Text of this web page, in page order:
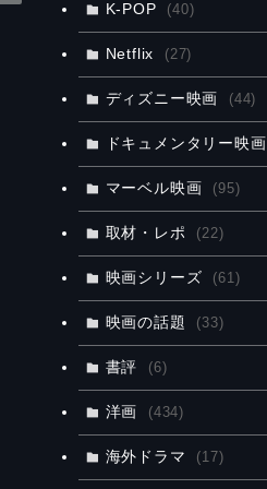
K-POP (40)
Netflix (27)
ディズニー映画 (44)
ドキュメンタリー映画
マーベル映画 (95)
取材・レポ (22)
映画シリーズ (61)
映画の話題 (33)
書評 (6)
洋画 (434)
海外ドラマ (17)